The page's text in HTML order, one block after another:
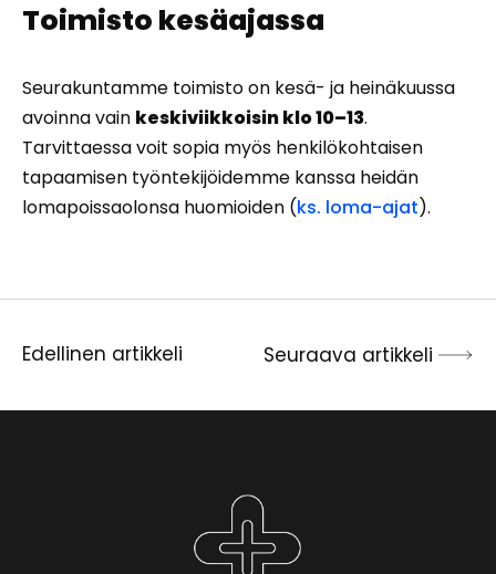
Toimisto kesäajassa
Seurakuntamme toimisto on kesä- ja heinäkuussa
avoinna vain keskiviikkoisin klo 10–13.
Tarvittaessa voit sopia myös henkilökohtaisen
tapaamisen työntekijöidemme kanssa heidän
lomapoissaolonsa huomioiden (ks. loma-ajat).
Artikkelien
selaus
Edellinen artikkeli Seuraava artikkeli